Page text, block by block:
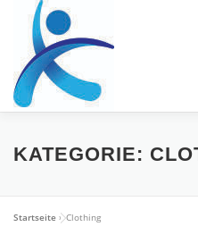
springen
HOME REHASPORT
ERNÄHRUNGSBERATUNG
KATEGORIE:
Startseite »Clothing